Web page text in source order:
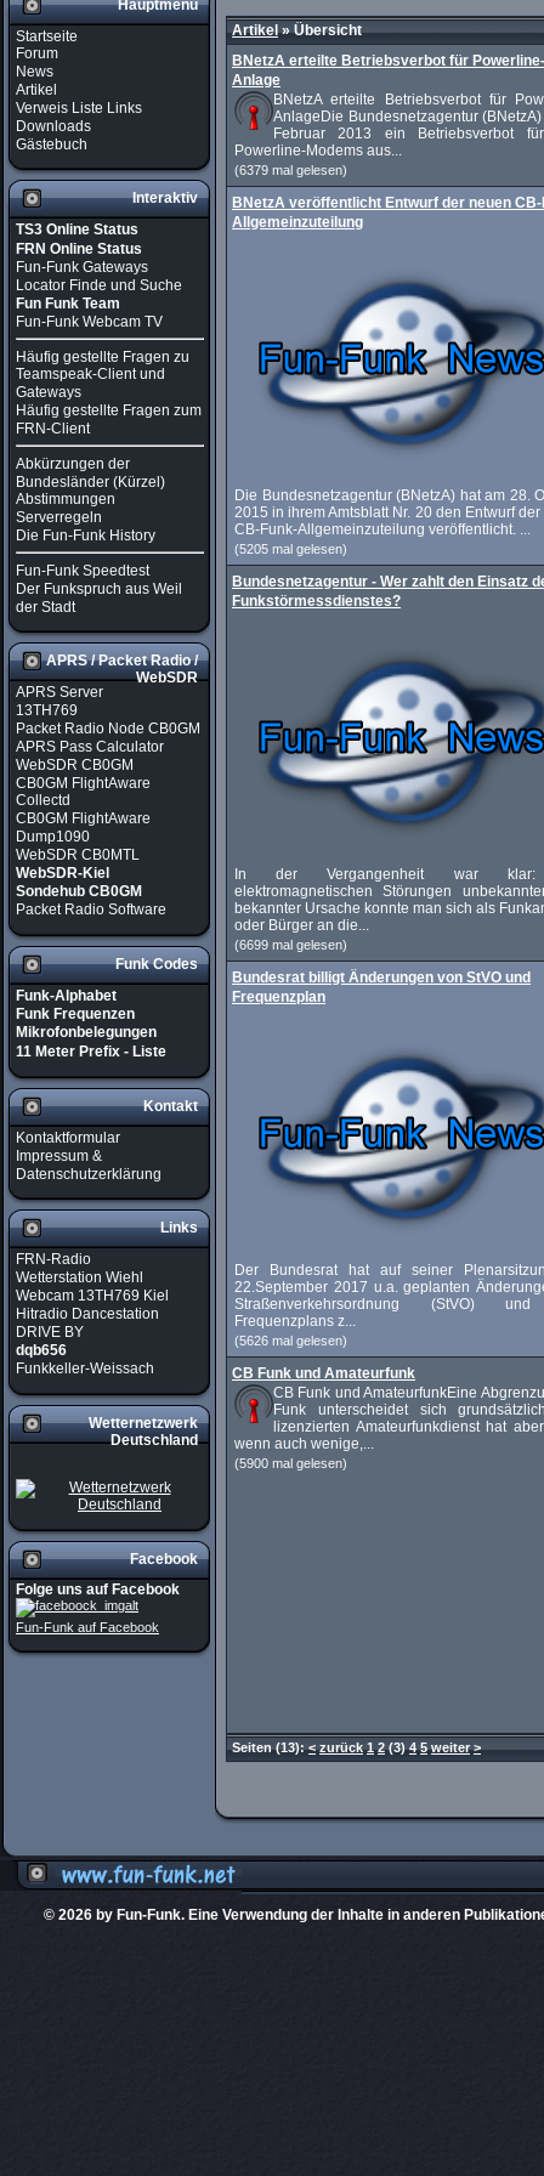
Hauptmenü
Startseite
Forum
News
Artikel
Verweis Liste Links
Downloads
Gästebuch
Interaktiv
TS3 Online Status
FRN Online Status
Fun-Funk Gateways
Locator Finde und Suche
Fun Funk Team
Fun-Funk Webcam TV
Häufig gestellte Fragen zu
Teamspeak-Client und
Gateways
Häufig gestellte Fragen zum
FRN-Client
Abkürzungen der
Bundesländer (Kürzel)
Abstimmungen
Serverregeln
Die Fun-Funk History
Fun-Funk Speedtest
Der Funkspruch aus Weil
der Stadt
APRS / Packet Radio /
WebSDR
APRS Server
13TH769
Packet Radio Node CB0GM
APRS Pass Calculator
WebSDR CB0GM
CB0GM FlightAware
Collectd
CB0GM FlightAware
Dump1090
WebSDR CB0MTL
WebSDR-Kiel
Sondehub CB0GM
Packet Radio Software
Funk Codes
Funk-Alphabet
Funk Frequenzen
Mikrofonbelegungen
11 Meter Prefix - Liste
Kontakt
Kontaktformular
Impressum &
Datenschutzerklärung
Links
FRN-Radio
Wetterstation Wiehl
Webcam 13TH769 Kiel
Hitradio Dancestation
DRIVE BY
dqb656
Funkkeller-Weissach
Wetternetzwerk
Deutschland
Facebook
Folge uns auf Facebook
Fun-Funk auf Facebook
Artikel»Übersicht
BNetzA erteilte Betriebsverbot für Powerline-
Anlage
BNetzA erteilte Betriebsverbot für
AnlageDie Bundesnetzagentur
Februar 2013 ein Betriebsverbot
Powerline-Modems aus...
(6379 mal gelesen)
BNetzA veröffentlicht Entwurf der neuen
Allgemeinzuteilung
Die Bundesnetzagentur (BNetzA) hat am 28.
2015 in ihrem Amtsblatt Nr. 20 den Entwurf
CB-Funk-Allgemeinzuteilung veröffentlicht. ...
(5205 mal gelesen)
Bundesnetzagentur - Wer zahlt den Einsatz
Funkstörmessdienstes?
In der Vergangenheit war
elektromagnetischen Störungen
bekannter Ursache konnte man sich als
oder Bürger an die...
(6699 mal gelesen)
Bundesrat billigt Änderungen von StVO und
Frequenzplan
Der Bundesrat hat auf seiner
22.September 2017 u.a. geplanten
Straßenverkehrsordnung (StVO)
Frequenzplans z...
(5626 mal gelesen)
CB Funk und Amateurfunk
CB Funk und AmateurfunkEine
Funk unterscheidet sich
lizenzierten Amateurfunkdienst hat
wenn auch wenige,...
(5900 mal gelesen)
Seiten(13):< zurück 1 2 (3) 4 5 weiter >
© 2026 by Fun-Funk. Eine Verwendung der Inhalte in anderen